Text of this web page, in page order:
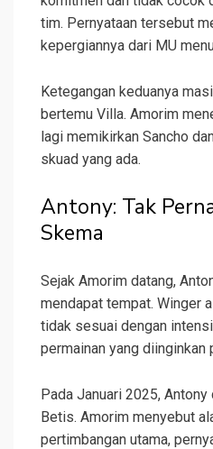
tim. Pernyataan tersebut
kepergiannya dari MU
Ketegangan keduanya
bertemu Villa. Amorim
lagi memikirkan Sancho
skuad yang ada.
Antony: Tak
Skema
Sejak Amorim datang,
mendapat tempat. Winger
tidak sesuai dengan
permainan yang diinginkan
Pada Januari 2025,
Betis. Amorim menyebut
pertimbangan utama,